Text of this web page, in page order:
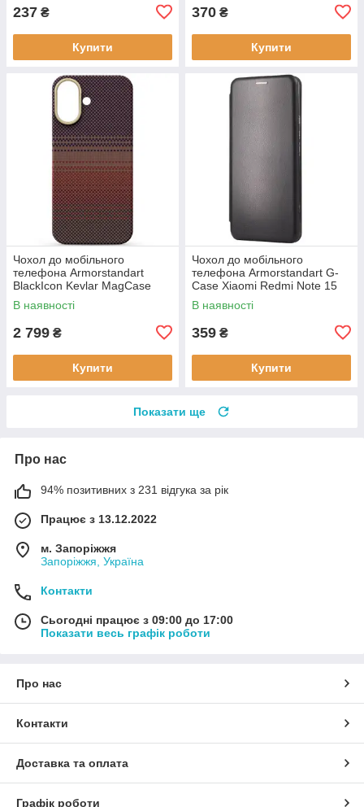
237 ₴
Купити
370 ₴
Купити
Чохол до мобільного
телефона Armorstandart
BlackIcon Kevlar MagCase
Apple iPhone 17 Sunset
(ARM90153)
В наявності
2 799 ₴
Купити
Чохол до мобільного
телефона Armorstandart G-
Case Xiaomi Redmi Note 15
4G Black (ARM89695)
В наявності
359 ₴
Купити
Показати ще
Про нас
94% позитивних з 231 відгука за рік
Працює з 13.12.2022
м. Запоріжжя
Запоріжжя, Україна
Контакти
Сьогодні працює з 09:00 до 17:00
Показати весь графік роботи
Про нас
Контакти
Доставка та оплата
Графік роботи